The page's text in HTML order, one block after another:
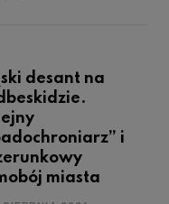
desant na
i
miasta